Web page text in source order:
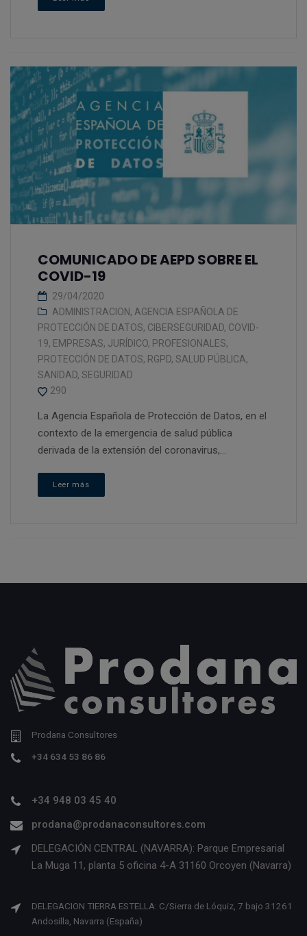
COMUNICADO DE AEPD SOBRE EL
COVID-19
29/04/2020
ADMINISTRACION, AGENCIA ESPAÑOLA DE
PROTECCIÓN DE DATOS, CIBERSEGURIDAD, COVID-
19, EMPRESAS, JURÍDICO, PROFESIONALES,
PROTECCIÓN DE DATOS, RGPD, SALUD PÚBLICA,
SANIDAD, SEGURIDAD
290
La Agencia Española de Protección de Datos, en el
contexto de la emergencia de salud pública
derivada de la extensión del coronavirus,...
Leer más
Prodana Consultores
+34 634 53 86 86
+34 948 03 45 40
prodana@prodanaconsultores.com
DELEGACIÓN CENTRAL (NAVARRA): Parque Empresarial
La Muga 11, planta 5 oficina 4-A 31160 Orcoyen (Navarra)
DELEGACION TIERRA ESTELLA: C/Sierra de Lóquiz, 7 bajo 31261
Andosilla, Navarra (España)